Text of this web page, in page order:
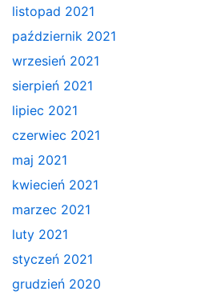
listopad 2021
październik 2021
wrzesień 2021
sierpień 2021
lipiec 2021
czerwiec 2021
maj 2021
kwiecień 2021
marzec 2021
luty 2021
styczeń 2021
grudzień 2020